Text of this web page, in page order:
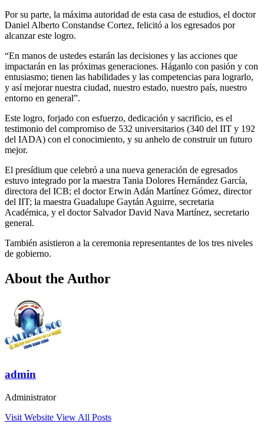
Por su parte, la máxima autoridad de esta casa de estudios, el doctor
Daniel Alberto Constandse Cortez, felicitó a los egresados por
alcanzar este logro.
“En manos de ustedes estarán las decisiones y las acciones que
impactarán en las próximas generaciones. Háganlo con pasión y con
entusiasmo; tienen las habilidades y las competencias para lograrlo,
y así mejorar nuestra ciudad, nuestro estado, nuestro país, nuestro
entorno en general”.
Este logro, forjado con esfuerzo, dedicación y sacrificio, es el
testimonio del compromiso de 532 universitarios (340 del IIT y 192
del IADA) con el conocimiento, y su anhelo de construir un futuro
mejor.
El presídium que celebró a una nueva generación de egresados
estuvo integrado por la maestra Tania Dolores Hernández García,
directora del ICB; el doctor Erwin Adán Martínez Gómez, director
del IIT; la maestra Guadalupe Gaytán Aguirre, secretaria
Académica, y el doctor Salvador David Nava Martínez, secretario
general.
También asistieron a la ceremonia representantes de los tres niveles
de gobierno.
About the Author
admin
Administrator
Visit Website View All Posts